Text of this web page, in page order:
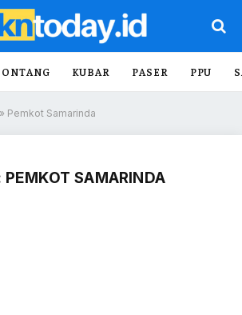
KUBAR PASER PPU
» Pemkot Samarinda
PEMKOT SAMARINDA